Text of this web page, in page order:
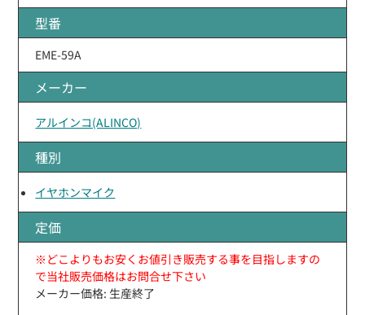
型番
EME-59A
メーカー
アルインコ(ALINCO)
種別
イヤホンマイク
定価
※どこよりもお安くお値引き販売する事を目指しますの
で当社販売価格はお問合せ下さい
メーカー価格: 生産終了